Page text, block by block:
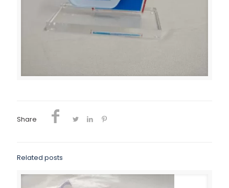
Share
Related posts